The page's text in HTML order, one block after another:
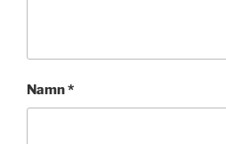
Namn*